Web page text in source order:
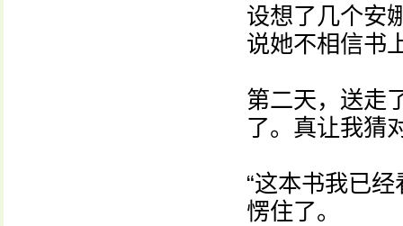
设想了几个安
说她不相信书
第二天，送走
了。真让我猜
“这本书我已
愣住了。